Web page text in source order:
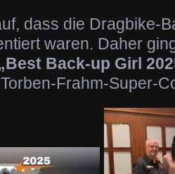
dass die Dragbike-
waren. Daher
Back-up Girl
Frahm-Super-